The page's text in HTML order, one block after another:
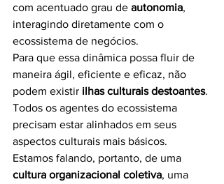
com acentuado grau de autonomia,
interagindo diretamente com o
ecossistema de negócios.
Para que essa dinâmica possa fluir de
maneira ágil, eficiente e eficaz, não
podem existir ilhas culturais destoantes.
Todos os agentes do ecossistema
precisam estar alinhados em seus
aspectos culturais mais básicos.
Estamos falando, portanto, de uma
cultura organizacional coletiva, uma